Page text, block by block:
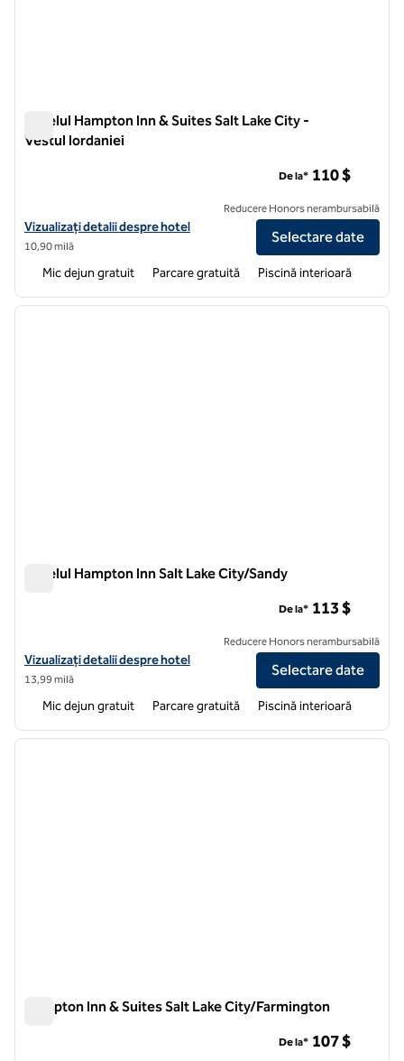
Hotelul Hampton Inn & Suites Salt Lake City -
Vestul Iordaniei
Vizualizați detaliile hotelului Hampton Inn & Suites Salt Lake City-
Vizualizați detalii despre hotel
10,90 milă
De la* 110 $
Reducere Honors nerambursabilă
Selectare date
Mic dejun gratuit Parcare gratuită Piscină interioară
1 din 12
Hotelul Hampton Inn Salt Lake City/Sandy
Vizualizați detaliile hotelului Hampton Inn Salt Lake City/Sandy
Vizualizați detalii despre hotel
13,99 milă
De la* 113 $
Reducere Honors nerambursabilă
Selectare date
Mic dejun gratuit Parcare gratuită Piscină interioară
1 din 12
Hampton Inn & Suites Salt Lake City/Farmington
De la* 107 $